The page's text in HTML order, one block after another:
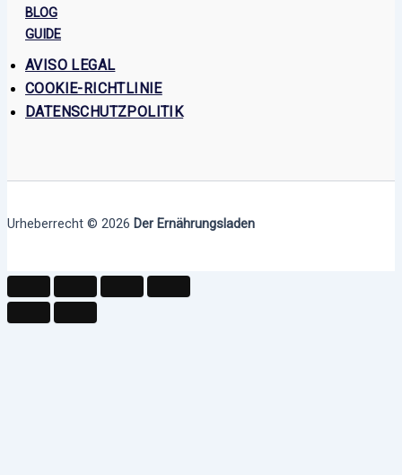
BLOG
GUIDE
AVISO LEGAL
COOKIE-RICHTLINIE
DATENSCHUTZPOLITIK
Urheberrecht © 2026 Der Ernährungsladen